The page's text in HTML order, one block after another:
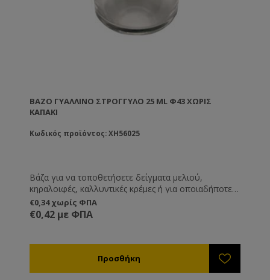
ΒΆΖΟ ΓΥΆΛΛΙΝΟ ΣΤΡΟΓΓΥΛΌ 25 ML Φ43 ΧΩΡΊΣ
ΚΑΠΆΚΙ
Κωδικός προϊόντος: XH56025
Βάζα για να τοποθετήσετε δείγματα μελιού,
κηραλοιφές, καλλυντικές κρέμες ή για οποιαδήποτε
άλλη χρήση εσείς επιθυμείτε.
€0,34 χωρίς ΦΠΑ
€0,42 με ΦΠΑ